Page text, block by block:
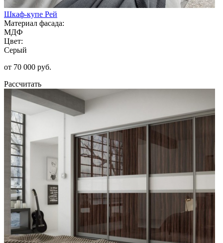
Шкаф-купе Рей
Материал фасада:
МДФ
Цвет:
Серый
от 70 000 руб.
Рассчитать